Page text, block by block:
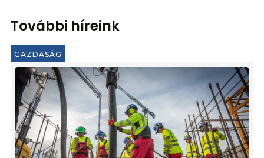
További híreink
GAZDASÁG